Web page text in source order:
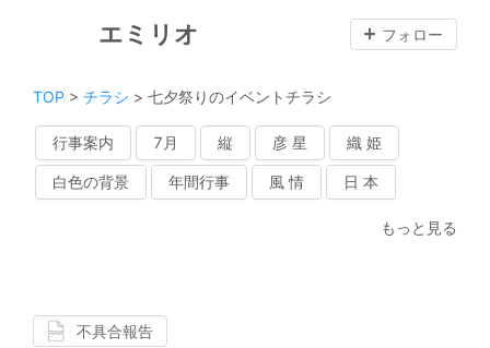
エミリオ フォロー
TOP > チラシ > 七夕祭りのイベントチラシ
行事案内 7月 縦 彦 星 織 姫
白色の背景 年間行事 風 情 日 本
もっと見る
不具合報告